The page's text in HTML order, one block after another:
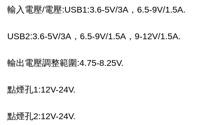
輸入電壓/電壓:USB1:3.6-5V/3A，6.5-9V/1.5A.
USB2:3.6-5V/3A，6.5-9V/1.5A，9-12V/1.5A.
輸出電壓調整範圍:4.75-8.25V.
點煙孔1:12V-24V.
點煙孔2:12V-24V.